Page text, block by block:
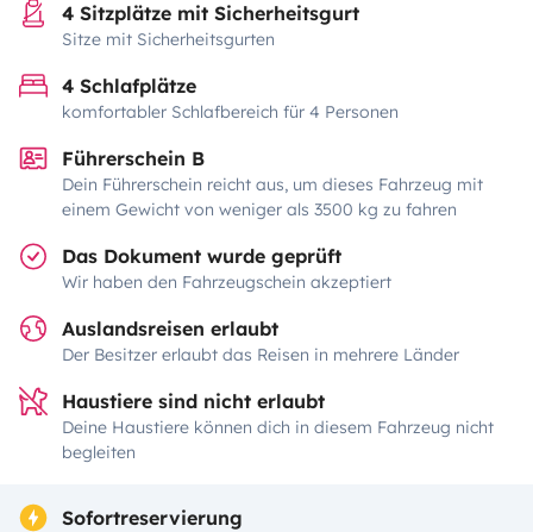
4 Sitzplätze mit Sicherheitsgurt
Sitze mit Sicherheitsgurten
4 Schlafplätze
komfortabler Schlafbereich für 4 Personen
Führerschein B
Dein Führerschein reicht aus, um dieses Fahrzeug mit
einem Gewicht von weniger als 3500 kg zu fahren
Das Dokument wurde geprüft
Wir haben den Fahrzeugschein akzeptiert
Auslandsreisen erlaubt
Der Besitzer erlaubt das Reisen in mehrere Länder
Haustiere sind nicht erlaubt
Deine Haustiere können dich in diesem Fahrzeug nicht
begleiten
Sofortreservierung